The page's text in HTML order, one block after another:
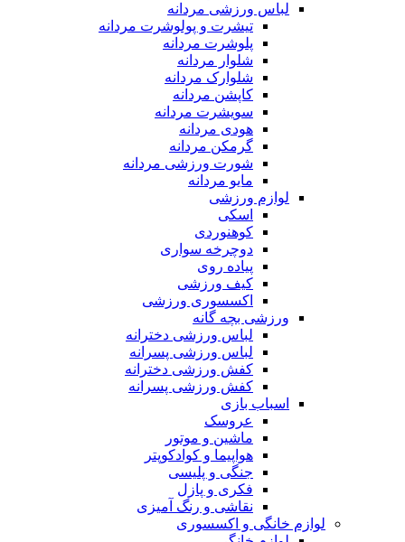
لباس ورزشی مردانه
تیشرت و پولوشرت مردانه
پلوشرت مردانه
شلوار مردانه
شلوارک مردانه
کاپشن مردانه
سویشرت مردانه
هودی مردانه
گرمکن مردانه
شورت ورزشی مردانه
مایو مردانه
لوازم ورزشی
اسکی
کوهنوردی
دوچرخه سواری
پیاده روی
کیف ورزشی
اکسسوری ورزشی
ورزشی بچه گانه
لباس ورزشی دخترانه
لباس ورزشی پسرانه
کفش ورزشی دخترانه
کفش ورزشی پسرانه
اسباب بازی
عروسک
ماشین و موتور
هواپیما و کوادکوپتر
جنگی و پلیسی
فکری و پازل
نقاشی و رنگ آمیزی
لوازم خانگی و اکسسوری